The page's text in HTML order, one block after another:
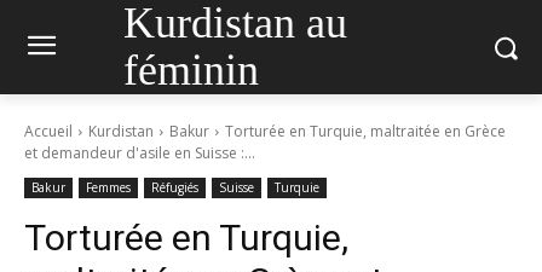
Kurdistan au
féminin
Accueil Kurdistan Bakur
Torturée en Turquie, maltraitée en Grèce
et demandeur d'asile en Suisse :...
Bakur Femmes Réfugiés Suisse Turquie
Torturée en Turquie,